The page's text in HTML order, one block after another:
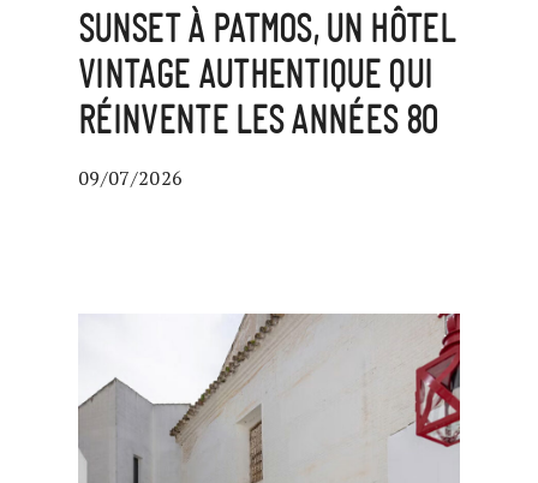
SUNSET À PATMOS, UN HÔTEL
VINTAGE AUTHENTIQUE QUI
RÉINVENTE LES ANNÉES 80
09/07/2026